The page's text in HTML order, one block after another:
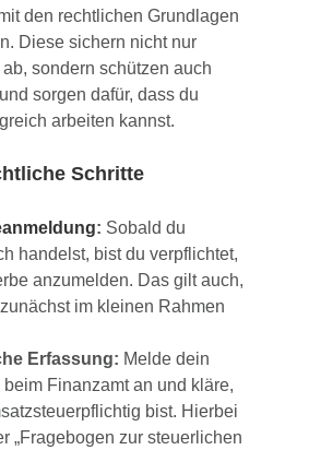
den rechtlichen Grundlagen
Diese sichern nicht nur
sondern schützen auch
sorgen dafür, dass du
arbeiten kannst.
Schritte
: Sobald du
handelst, bist du verpflichtet,
anzumelden. Das gilt auch,
im kleinen Rahmen
Erfassung: Melde dein
Finanzamt an und kläre,
bist. Hierbei
„Fragebogen zur steuerlichen